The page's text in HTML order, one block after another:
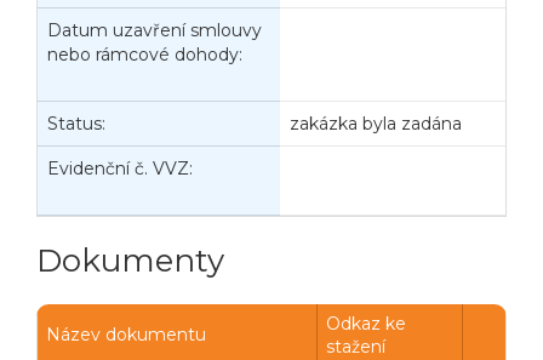
Datum uzavření smlouvy
nebo rámcové dohody:
Status: zakázka byla zadána
Evidenční č. VVZ:
Dokumenty
Název dokumentu
Odkaz ke
stažení
Poslat
Powered by chaterimo